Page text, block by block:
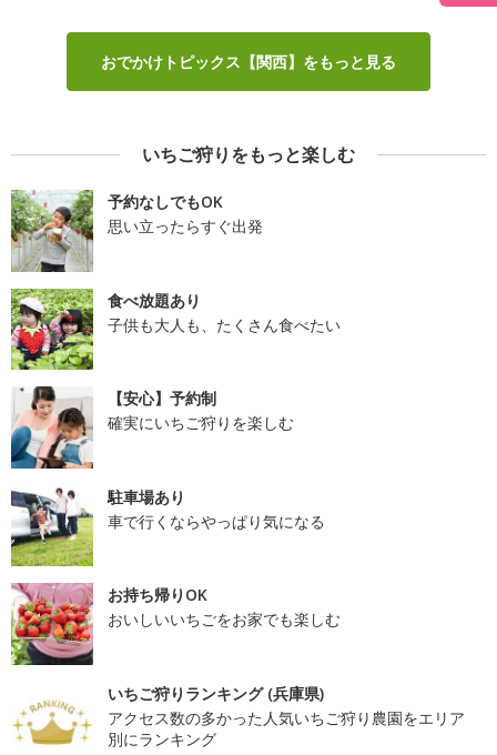
おでかけトピックス【関西】をもっと見る
いちご狩りをもっと楽しむ
予約なしでもOK
思い立ったらすぐ出発
食べ放題あり
子供も大人も、たくさん食べたい
【安心】予約制
確実にいちご狩りを楽しむ
駐車場あり
車で行くならやっぱり気になる
お持ち帰りOK
おいしいいちごをお家でも楽しむ
いちご狩りランキング (兵庫県)
アクセス数の多かった人気いちご狩り農園をエリア
別にランキング